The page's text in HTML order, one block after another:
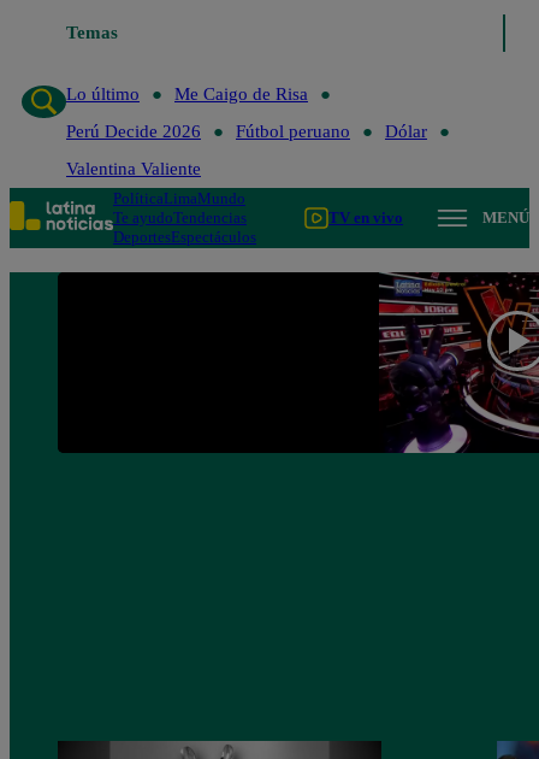
Temas
Lo último
Me Caigo de Risa
Perú Decide 2026
Fútbol peruano
Dólar
Valentina Valiente
PolíticaLimaMundo
Te ayudoTendencias
DeportesEspectáculos
TV en vivo MENÚ